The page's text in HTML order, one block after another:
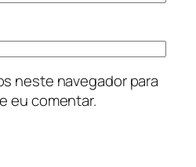
neste navegador para
eu comentar.